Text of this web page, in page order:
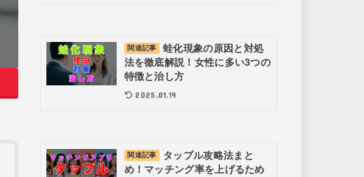
関連記事
蛙化現象の原因と対処
法を徹底解説！女性に多い3つの
特徴と治し方
2025.01.19
関連記事
タップル攻略法まと
め！マッチング率を上げるため